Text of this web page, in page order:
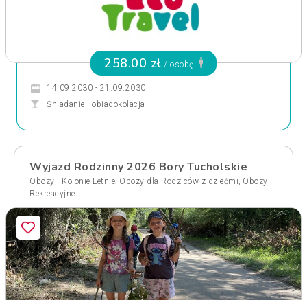
258.00 zł / osobę
14.09.2030 - 21.09.2030
Śniadanie i obiadokolacja
Wyjazd Rodzinny 2026 Bory Tucholskie
Obozy i Kolonie Letnie, Obozy dla Rodziców z dziećmi, Obozy
Rekreacyjne